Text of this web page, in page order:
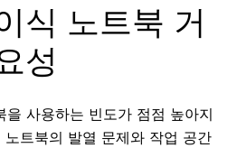
식 노트북 거
성
을 사용하는 빈도가 점점 높아지
트북의 발열 문제와 작업 공간